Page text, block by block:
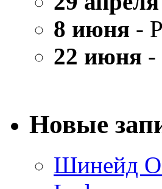
8 июня -
22 июня -
Новые
Шинейд